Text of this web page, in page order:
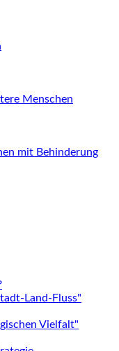
Menschen
mit Behinderung
Land-Fluss"
Vielfalt"